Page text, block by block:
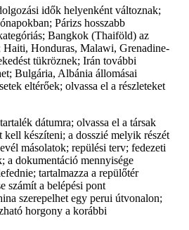
idők helyenként változnak;
Párizs hosszabb
Bangkok (Thaiföld) az
Haiti, Honduras, Malawi, Grenadine-
tükröznek; Irán további
Bulgária, Albánia állomásai
eltérőek; olvassa el a részleteket
dátumra; olvassa el a társak
kell készíteni; a dosszié melyik részét
másolatok; repülési terv; fedezeti
a dokumentáció mennyisége
tartalmazza a repülőtér
számít a belépési pont
szerepelhet egy perui útvonalon;
horgony a korábbi